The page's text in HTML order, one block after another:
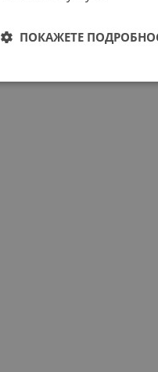
ПОКАЖЕТЕ